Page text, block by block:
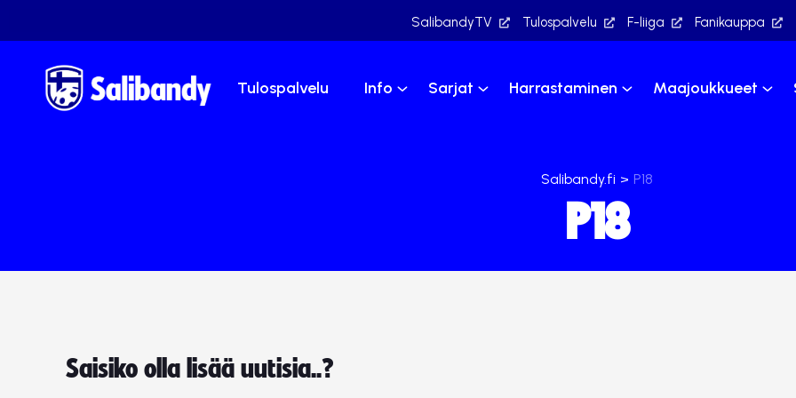
SalibandyTV Tulospalvelu F-liiga Fanikauppa
Tulospalvelu Info Sarjat Harrastaminen Maajoukkueet
Salibandy.fi > P18
P18
Saisiko olla lisää uutisia..?